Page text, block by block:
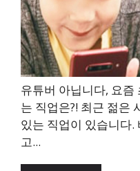
유튜버 아닙니다, 요
는 직업은?! 최근 젊은
있는 직업이 있습니다
고...